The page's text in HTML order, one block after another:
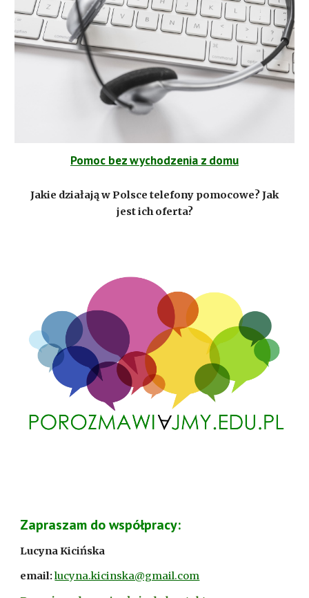
Pomoc bez wychodzenia z domu
Jakie działają w Polsce telefony pomocowe? Jak
jest ich oferta?
Zapraszam do współpracy:
Lucyna Kicińska
email:lucyna.kicinska@gmail.com